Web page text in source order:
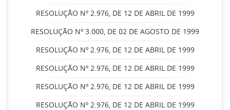
RESOLUÇÃO Nº 2.976, DE 12 DE ABRIL DE 1999
RESOLUÇÃO Nº 3.000, DE 02 DE AGOSTO DE 1999
RESOLUÇÃO Nº 2.976, DE 12 DE ABRIL DE 1999
RESOLUÇÃO Nº 2.976, DE 12 DE ABRIL DE 1999
RESOLUÇÃO Nº 2.976, DE 12 DE ABRIL DE 1999
RESOLUÇÃO Nº 2.976, DE 12 DE ABRIL DE 1999